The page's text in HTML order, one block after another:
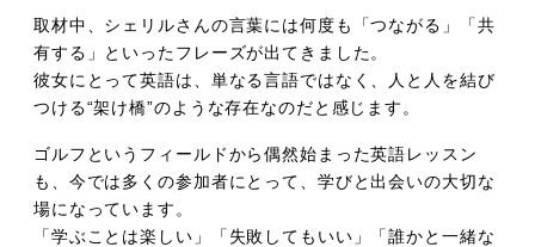
取材中、シェリルさんの言葉には何度も「つながる」「共
有する」といったフレーズが出てきました。
彼女にとって英語は、単なる言語ではなく、人と人を結び
つける“架け橋”のような存在なのだと感じます。
ゴルフというフィールドから偶然始まった英語レッスン
も、今では多くの参加者にとって、学びと出会いの大切な
場になっています。
「学ぶことは楽しい」「失敗してもいい」「誰かと一緒な